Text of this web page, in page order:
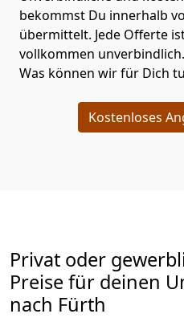
bekommst Du innerhalb
übermittelt. Jede Offerte
vollkommen
Was können wir für Dich
Kostenloses
Privat oder
Preise für deinen
nach Fürth